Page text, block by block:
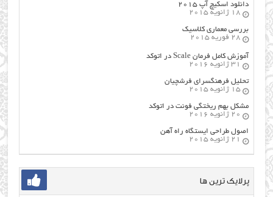
دانلود اسکیچ آپ ۲۰۱۵
18 ژانویه 2015
بررسی معماری کلاسیک
28 فوریه 2015
آموزش کامل فرمان Scale در اتوکد
31 ژانویه 2016
تحلیل فرهنگسرای فرشچیان
15 ژانویه 2015
مشکل بهم ریختگی فونت در اتوکد
20 ژانویه 2016
اصول طراحي ایستگاه راه آهن
21 ژانویه 2015
پرلایک ترین ها